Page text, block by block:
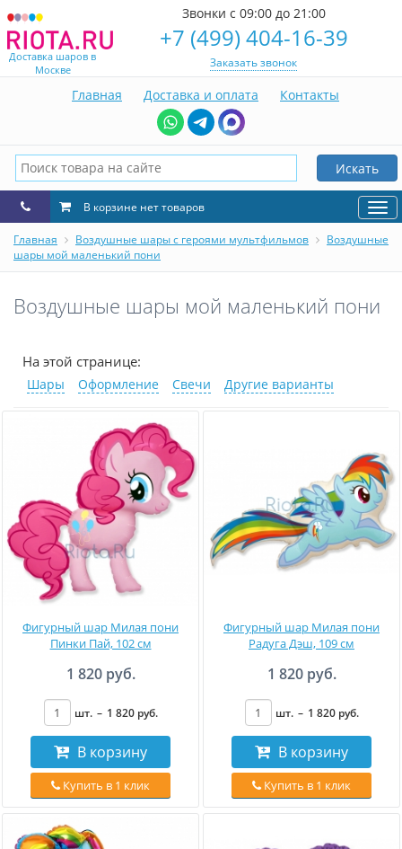
Доставка шаров в
Москве
Звонки с 09:00 до 21:00
+7 (499) 404-16-39
Заказать звонок
Главная Доставка и оплата Контакты
Искать
В корзине нет товаров
Главная Воздушные шары с героями мультфильмов
Воздушные
шары мой маленький пони
Воздушные шары мой маленький пони
На этой странице:
Шары Оформление Свечи Другие варианты
Фигурный шар Милая пони
Пинки Пай, 102 см
1 820 руб.
шт. – 1 820 руб.
В корзину
Купить в 1 клик
Фигурный шар Милая пони
Радуга Дэш, 109 см
1 820 руб.
шт. – 1 820 руб.
В корзину
Купить в 1 клик